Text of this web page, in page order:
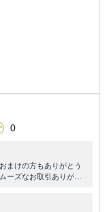
0
まけの方もありがとう
ーズなお取引ありがと